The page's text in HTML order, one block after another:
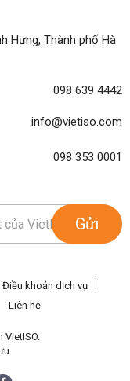
Hưng, Thành phố Hà
098 639 4442
info@vietiso.com
098 353 0001
Gửi
Điều khoản dịch vụ
Liên hệ
VietISO.